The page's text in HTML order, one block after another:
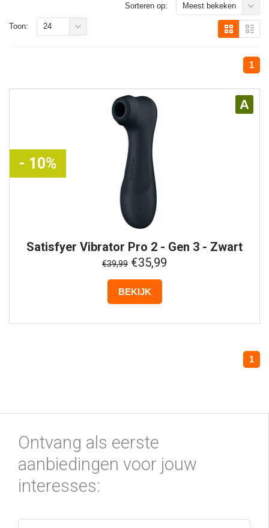
Sorteren op: Meest bekeken
1
Toon: 24
A
- 10%
Satisfyer Vibrator Pro 2 - Gen 3 - Zwart
€39,99 €35,99
BEKIJK
1
Ontvang als eerste
aanbiedingen voor jouw
interesses: